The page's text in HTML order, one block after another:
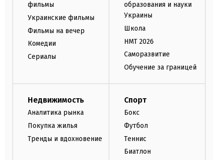
фильмы
Украинские фильмы
Фильмы на вечер
Комедии
Сериалы
образования и науки
Украины
Школа
НМТ 2026
Саморазвитие
Обучение за границей
Недвижимость
Аналитика рынка
Покупка жилья
Тренды и вдохновение
Спорт
Бокс
Футбол
Теннис
Биатлон